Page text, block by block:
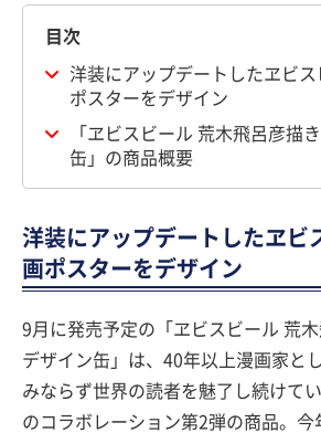
目次
洋装にアップデートしたヱビ
ポスターをデザイン
「ヱビスビール 荒木飛呂彦描
缶」の商品概要
洋装にアップデートしたヱビ
画ポスターをデザイン
9月に発売予定の「ヱビスビール 荒
デザイン缶」は、40年以上漫画家と
みならず世界の読者を魅了し続けて
のコラボレーション第2弾の商品。今